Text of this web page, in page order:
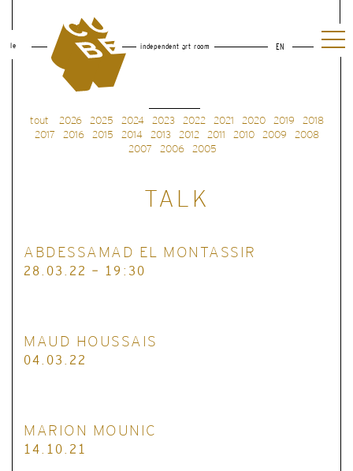
le independent art room EN
tout 2026 2025 2024 2023 2022 2021 2020 2019
2018
2017
2016 2015 2014 2013 2012 2011 2010 2009
2008
2007
2006 2005
TALK
ABDESSAMAD EL MONTASSIR
28.03.22 - 19:30
MAUD HOUSSAIS
04.03.22
MARION MOUNIC
14.10.21